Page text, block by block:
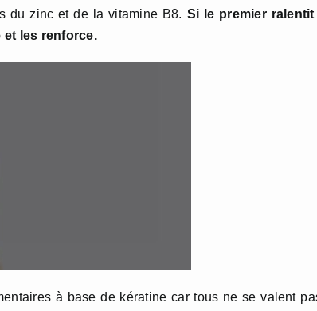
du zinc et de la vitamine B8. Si le premier ralentit
les renforce.
à base de kératine car tous ne se valent